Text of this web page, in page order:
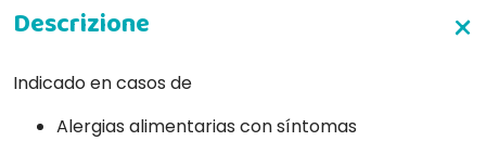
Indicado en casos de
Alergias alimentarias con síntomas